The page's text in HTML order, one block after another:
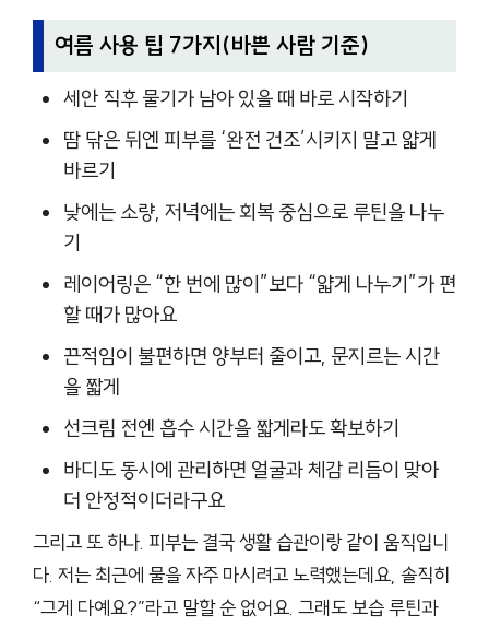
여름 사용 팁 7가지(바쁜 사람 기준)
세안 직후 물기가 남아 있을 때 바로 시작하기
땀 닦은 뒤엔 피부를 ‘완전 건조’시키지 말고 얇게
바르기
낮에는 소량, 저녁에는 회복 중심으로 루틴을 나누
기
레이어링은 “한 번에 많이”보다 “얇게 나누기”가 편
할 때가 많아요
끈적임이 불편하면 양부터 줄이고, 문지르는 시간
을 짧게
선크림 전엔 흡수 시간을 짧게라도 확보하기
바디도 동시에 관리하면 얼굴과 체감 리듬이 맞아
더 안정적이더라구요
그리고 또 하나. 피부는 결국 생활 습관이랑 같이 움직입니
다. 저는 최근에 물을 자주 마시려고 노력했는데요, 솔직히
“그게 다예요?”라고 말할 순 없어요. 그래도 보습 루틴과